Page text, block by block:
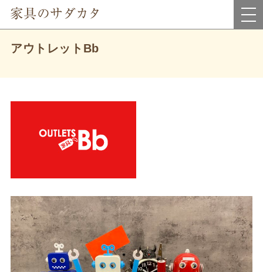
岡山県真庭市にあるインテリア家具・雑貨＆アウトレット家具のお店です。
アウトレットBb